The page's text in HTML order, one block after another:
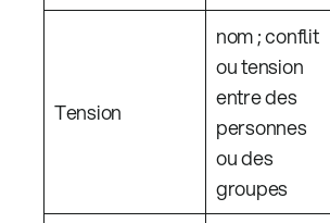
Tension
nom ; conflit
ou tension
entre des
personnes
ou des
groupes